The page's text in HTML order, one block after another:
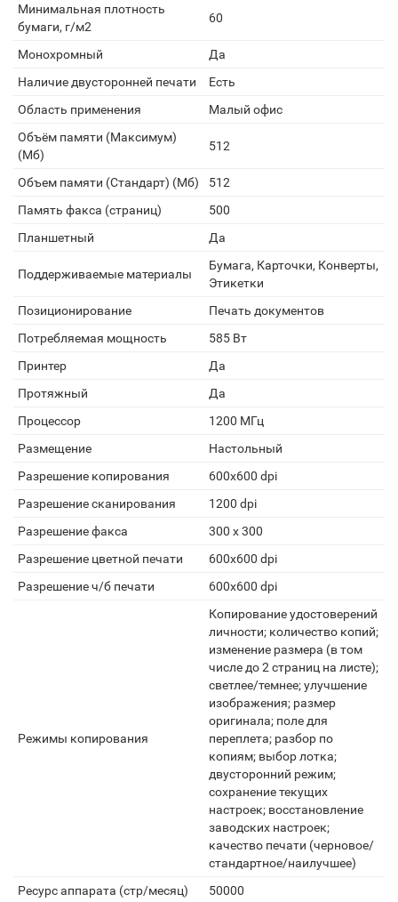
Минимальная плотность
бумаги, г/м2
60
Монохромный
Да
Наличие двусторонней печати
Есть
Область применения
Малый офис
Объём памяти (Максимум)
(Мб)
512
Объем памяти (Стандарт) (Мб)
512
Память факса (страниц)
500
Планшетный
Да
Поддерживаемые материалы
Бумага, Карточки, Конверты,
Этикетки
Позиционирование
Печать документов
Потребляемая мощность
585 Вт
Принтеp
Да
Протяжный
Да
Процессор
1200 МГц
Размещение
Настольный
Разрешение копирования
600x600 dpi
Разрешение сканирования
1200 dpi
Разрешение факса
300 х 300
Разрешение цветной печати
600x600 dpi
Разрешение ч/б печати
600x600 dpi
Режимы копирования
Копирование удостоверений
личности; количество копий;
изменение размера (в том
числе до 2 страниц на листе);
светлее/темнее; улучшение
изображения; размер
оригинала; поле для
переплета; разбор по
копиям; выбор лотка;
двусторонний режим;
сохранение текущих
настроек; восстановление
заводских настроек;
качество печати (черновое/
стандартное/наилучшее)
Ресурс аппарата (стр/месяц)
50000